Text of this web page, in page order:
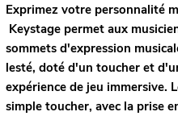
Exprimez votre personnalité
Keystage permet aux
sommets d'expression
lesté, doté d'un toucher et
expérience de jeu immersive.
simple toucher, avec la prise